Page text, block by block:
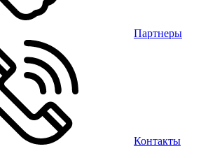
Партнеры
Контакты